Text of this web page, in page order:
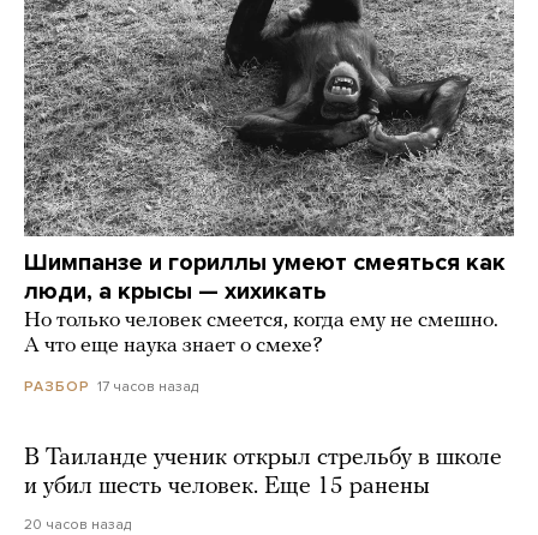
Шимпанзе и гориллы умеют смеяться как
люди, а крысы — хихикать
Но только человек смеется, когда ему не смешно.
А что еще наука знает о смехе?
РАЗБОР 17 часов назад
В Таиланде ученик открыл стрельбу в школе
и убил шесть человек. Еще 15 ранены
20 часов назад